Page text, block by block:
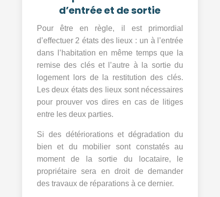
d’entrée et de sortie
Pour être en règle, il est primordial
d’effectuer 2 états des lieux : un à l’entrée
dans l’habitation en même temps que la
remise des clés et l’autre à la sortie du
logement lors de la restitution des clés.
Les deux états des lieux sont nécessaires
pour prouver vos dires en cas de litiges
entre les deux parties.
Si des détériorations et dégradation du
bien et du mobilier sont constatés au
moment de la sortie du locataire, le
propriétaire sera en droit de demander
des travaux de réparations à ce dernier.